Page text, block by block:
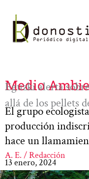
contenido
Medio
Eguzki alerta
allá de los pellets
El grupo
producción
hace un
A. E. / Redacción
13 enero, 2024